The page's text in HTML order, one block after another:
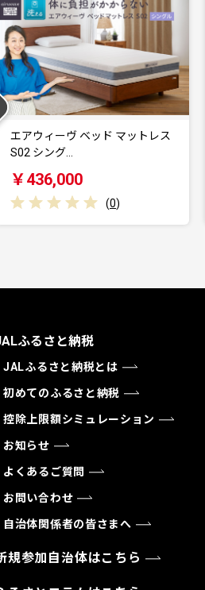
【バイオリン No.540】4/4サイ
ズ
￥900,000
ふるさと納税
JALふるさと納税とは
初めてのふるさと納税
控除上限額シミュレーション
お知らせ
よくあるご質問
お問い合わせ
自治体関係者の皆さまへ
規参加自治体はこちら